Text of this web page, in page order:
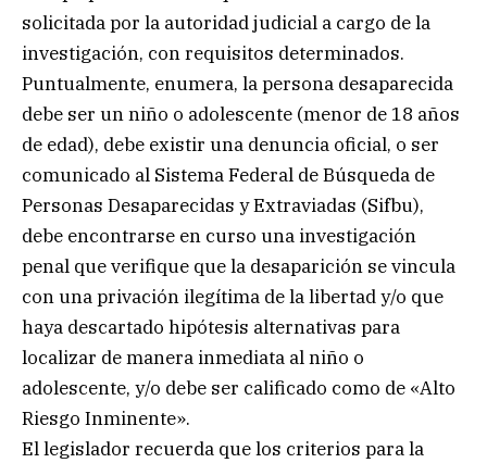
solicitada por la autoridad judicial a cargo de la
investigación, con requisitos determinados.
Puntualmente, enumera, la persona desaparecida
debe ser un niño o adolescente (menor de 18 años
de edad), debe existir una denuncia oficial, o ser
comunicado al Sistema Federal de Búsqueda de
Personas Desaparecidas y Extraviadas (Sifbu),
debe encontrarse en curso una investigación
penal que verifique que la desaparición se vincula
con una privación ilegítima de la libertad y/o que
haya descartado hipótesis alternativas para
localizar de manera inmediata al niño o
adolescente, y/o debe ser calificado como de «Alto
Riesgo Inminente».
El legislador recuerda que los criterios para la